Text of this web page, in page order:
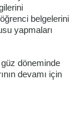
belgelerini
yapmaları
döneminde
devamı için